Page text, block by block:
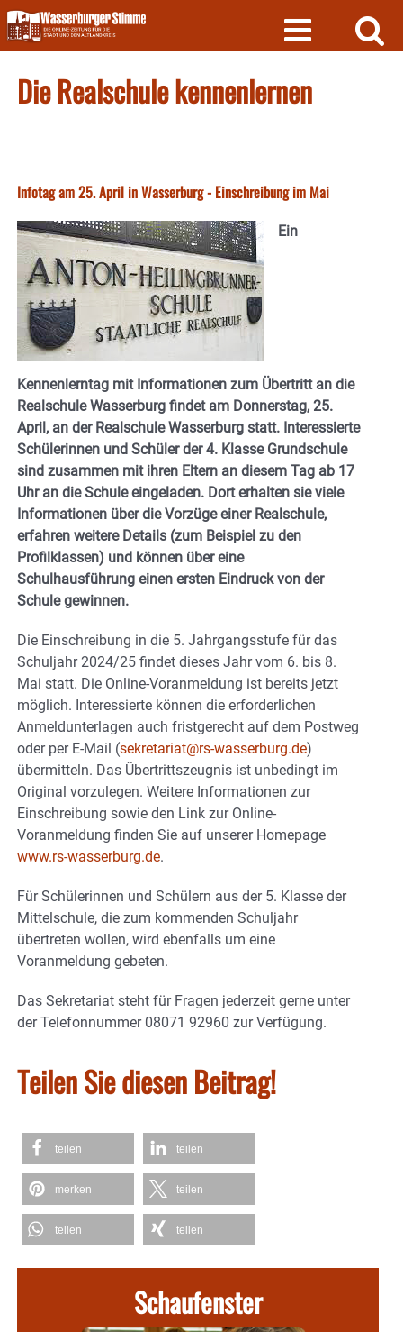
Skip
to
content
Die Realschule kennenlernen
Infotag am 25. April in Wasserburg - Einschreibung im Mai
Ein
Kennenlerntag mit Informationen zum Übertritt an die
Realschule Wasserburg findet am Donnerstag, 25.
April, an der Realschule Wasserburg statt. Interessierte
Schülerinnen und Schüler der 4. Klasse Grundschule
sind zusammen mit ihren Eltern an diesem Tag ab 17
Uhr an die Schule eingeladen. Dort erhalten sie viele
Informationen über die Vorzüge einer Realschule,
erfahren weitere Details (zum Beispiel zu den
Profilklassen) und können über eine
Schulhausführung einen ersten Eindruck von der
Schule gewinnen.
Die Einschreibung in die 5. Jahrgangsstufe für das
Schuljahr 2024/25 findet dieses Jahr vom 6. bis 8.
Mai statt. Die Online-Voranmeldung ist bereits jetzt
möglich. Interessierte können die erforderlichen
Anmeldunterlagen auch fristgerecht auf dem Postweg
oder per E-Mail (sekretariat@rs-wasserburg.de)
übermitteln. Das Übertrittszeugnis ist unbedingt im
Original vorzulegen. Weitere Informationen zur
Einschreibung sowie den Link zur Online-
Voranmeldung finden Sie auf unserer Homepage
www.rs-wasserburg.de.
Für Schülerinnen und Schülern aus der 5. Klasse der
Mittelschule, die zum kommenden Schuljahr
übertreten wollen, wird ebenfalls um eine
Voranmeldung gebeten.
Das Sekretariat steht für Fragen jederzeit gerne unter
der Telefonnummer 08071 92960 zur Verfügung.
Teilen Sie diesen Beitrag!
teilen teilen
merken teilen
teilen teilen
Schaufenster